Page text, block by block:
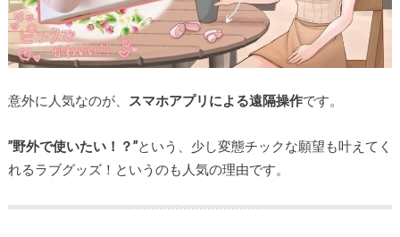
意外に人気なのが、 スマホアプリによる遠隔操作です。
”野外で使いたい！？”という、少し変態チックな願望も叶えてく
れるラブグッズ！というのも人気の理由です。